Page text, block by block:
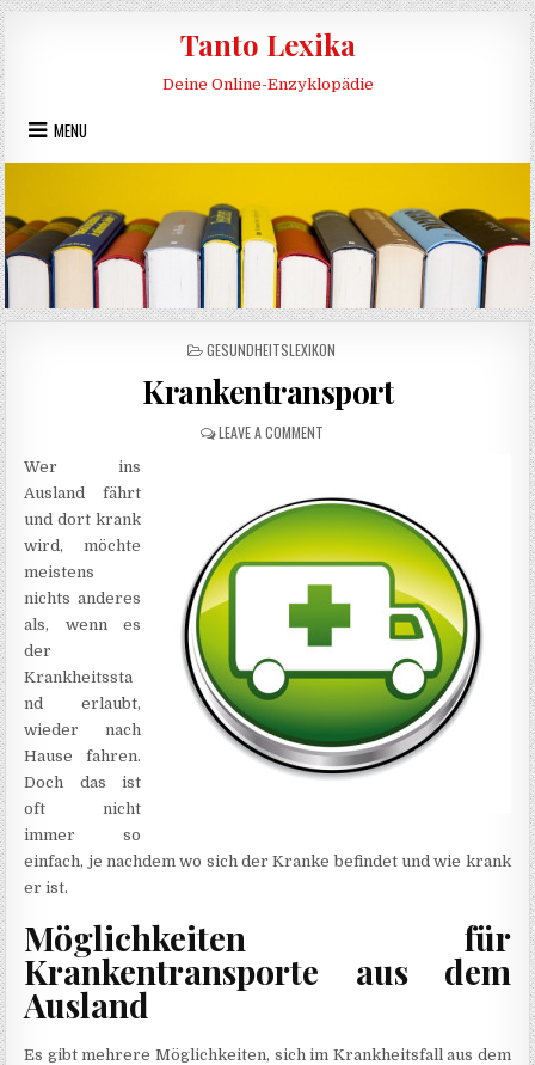
Skip to content
Tanto Lexika
Deine Online-Enzyklopädie
MENU
POSTED IN
GESUNDHEITSLEXIKON
Krankentransport
LEAVE A COMMENTON KRANKENTRANSPORT
Wer ins
Ausland fährt
und dort krank
wird, möchte
meistens
nichts anderes
als, wenn es
der
Krankheitssta
nd erlaubt,
wieder nach
Hause fahren.
Doch das ist
oft nicht
immer so
einfach, je nachdem wo sich der Kranke befindet und wie krank
er ist.
Möglichkeiten für
Krankentransporte aus dem
Ausland
Es gibt mehrere Möglichkeiten, sich im Krankheitsfall aus dem